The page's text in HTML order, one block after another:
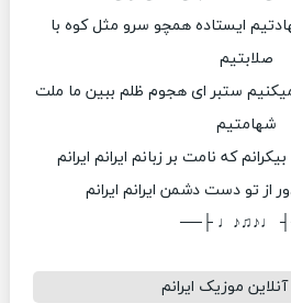
ایستاده همچو سرو مثل کوه با
صلابتیم
ستبر ای هجوم ظلم ببین ما ملت
شهامتیم
که نامت بر زبانم ایرانم ایرانم
از تو دست دشمن ایرانم ایرانم
──┤ ♩♪♫♪♩
موزیک ایرانم